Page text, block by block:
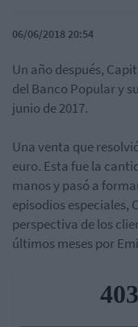
06/06/2018 20:54
Un año después,
del Banco Popular y
junio de 2017.
Una venta que
euro. Esta fue la
manos y pasó a
episodios especiales,
perspectiva de los
últimos meses por